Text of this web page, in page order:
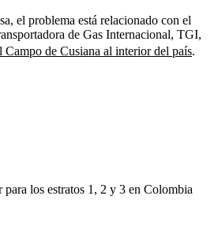
el problema está relacionado con el
de Gas Internacional, TGI,
Campo de Cusiana al interior del país.
para los estratos 1, 2 y 3 en Colombia